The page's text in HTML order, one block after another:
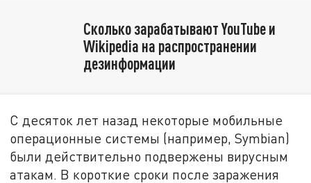
Сколько зарабатывают YouTube и
Wikipedia на распространении
дезинформации
С десяток лет назад некоторые мобильные
операционные системы (например, Symbian)
были действительно подвержены вирусным
атакам. В короткие сроки после заражения